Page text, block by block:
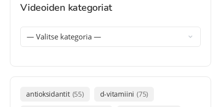
Videoiden kategoriat
antioksidantit (55) d-vitamiini (75)